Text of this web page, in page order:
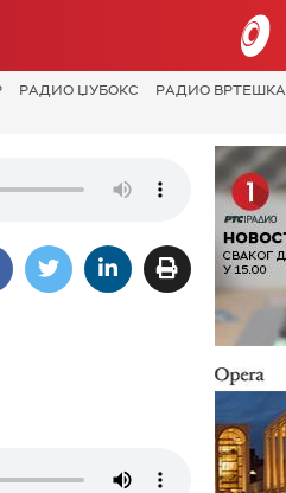
РАДИО ЏУБОКС РАДИО ВРТЕШКА